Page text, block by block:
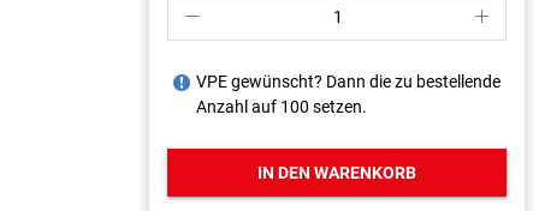
P S
J VPE gewünscht? Dann die zu bestellende
Anzahl auf 100 setzen.
IN DEN WARENKORB